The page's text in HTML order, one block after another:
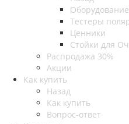
Тестеры
Ценники
Стойки для
Распродажа 30%
Акции
Как купить
Назад
Как купить
Вопрос-ответ